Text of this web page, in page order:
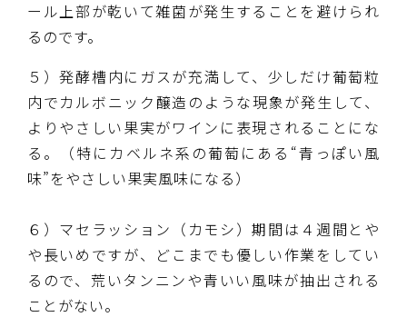
ール上部が乾いて雑菌が発生することを避けられ
るのです。
５）発酵槽内にガスが充満して、少しだけ葡萄粒
内でカルボニック醸造のような現象が発生して、
よりやさしい果実がワインに表現されることにな
る。（特にカベルネ系の葡萄にある“青っぽい風
味”をやさしい果実風味になる）
６）マセラッション（カモシ）期間は４週間とや
や長いめですが、どこまでも優しい作業をしてい
るので、荒いタンニンや青いい風味が抽出される
ことがない。